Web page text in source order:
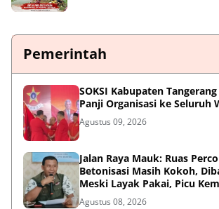
Pemerintah
SOKSI Kabupaten
Panji Organisasi ke Seluruh
Agustus 09, 2026
Jalan Raya Mauk: Ruas
Betonisasi Masih Kokoh,
Meski Layak Pakai, Picu
Panjang
Agustus 08, 2026